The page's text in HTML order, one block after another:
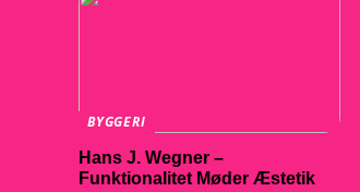
BYGGERI
Hans J. Wegner –
Funktionalitet Møder Æstetik